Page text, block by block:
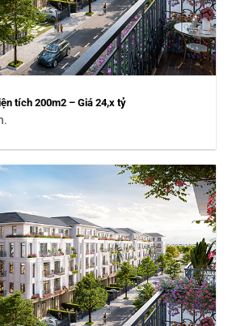
tích 200m2 – Giá 24,x tỷ